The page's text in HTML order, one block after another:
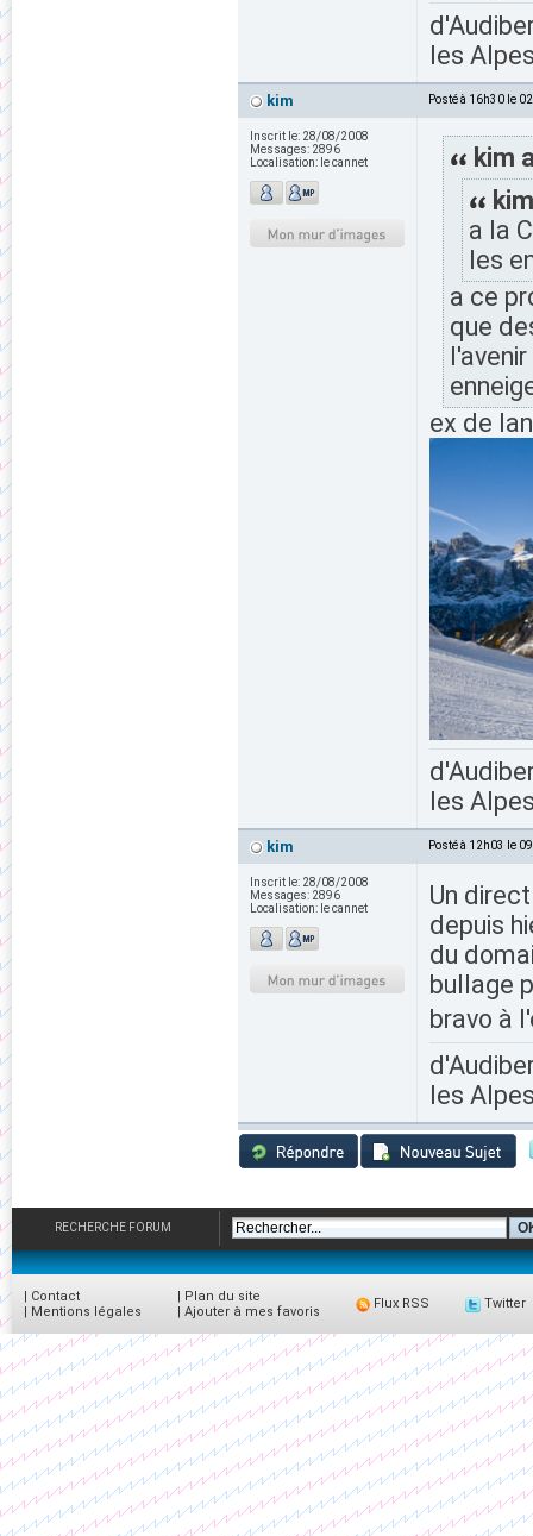
les
kim Posté à 16h30 le
Inscrit le: 28/08/2008
Messages: 2896
Localisation: le cannet
kim
a la
les
a ce
que
ex de
les
kim Posté à 12h03 le
Inscrit le: 28/08/2008
Messages: 2896
Localisation: le cannet
Un
depuis
du
bullage
bravo à
les
RECHERCHE FORUM
| Contact
| Mentions légales
| Plan du site
| Ajouter à mes favoris
Flux RSS Twitter